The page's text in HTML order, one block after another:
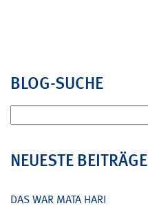
BLOG-SUCHE
nach:
NEUESTE BEITRÄGE
DAS WAR MATA HARI